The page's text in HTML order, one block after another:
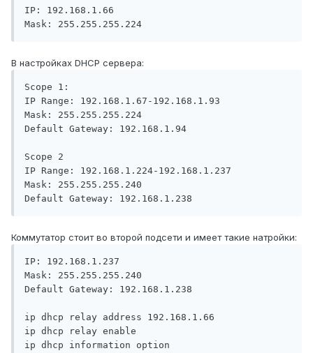
IP: 192.168.1.66
Mask: 255.255.255.224
В настройках DHCP сервера:
Scope 1:
IP Range: 192.168.1.67-192.168.1.93
Mask: 255.255.255.224
Default Gateway: 192.168.1.94
Scope 2
IP Range: 192.168.1.224-192.168.1.237
Mask: 255.255.255.240
Default Gateway: 192.168.1.238
Коммутатор стоит во второй подсети и имеет такие натройки:
IP: 192.168.1.237
Mask: 255.255.255.240
Default Gateway: 192.168.1.238
ip dhcp relay address 192.168.1.66
ip dhcp relay enable
ip dhcp information option